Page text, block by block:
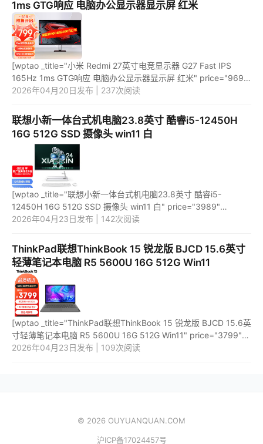
1ms GTG响应 电脑办公显示器显示屏 红米
[wptao _title="小米 Redmi 27英寸电竞显示器 G27 Fast IPS
165Hz 1ms GTG响应 电脑办公显示器显示屏 红米" price="969"
url="https://item.jd.com/100052697348.html"
2026年04月20日发布 | 237次阅读
联想小新一体台式机电脑23.8英寸 酷睿i5-12450H
16G 512G SSD 摄像头 win11 白
[wptao _title="联想小新一体台式机电脑23.8英寸 酷睿i5-
12450H 16G 512G SSD 摄像头 win11 白" price="3989"
url="https://item.jd.com/100052870233.html"
2026年04月23日发布 | 142次阅读
ThinkPad联想ThinkBook 15 锐龙版 BJCD 15.6英寸
轻薄笔记本电脑 R5 5600U 16G 512G Win11
[wptao _title="ThinkPad联想ThinkBook 15 锐龙版 BJCD 15.6英
寸轻薄笔记本电脑 R5 5600U 16G 512G Win11" price="3799"
url="https://item.jd.com/100028478088.html"
2026年04月23日发布 | 109次阅读
© 2026 OUYUANQUAN.COM
沪ICP备17024457号